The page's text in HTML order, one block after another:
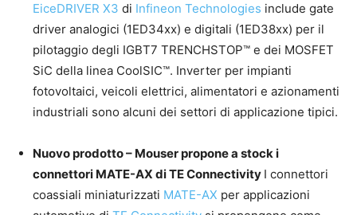
EiceDRIVER X3 di Infineon Technologies include gate
driver analogici (1ED34xx) e digitali (1ED38xx) per il
pilotaggio degli IGBT7 TRENCHSTOP™ e dei MOSFET
SiC della linea CoolSIC™. Inverter per impianti
fotovoltaici, veicoli elettrici, alimentatori e azionamenti
industriali sono alcuni dei settori di applicazione tipici.
Nuovo prodotto – Mouser propone a stock i
connettori MATE-AX di TE Connectivity I connettori
coassiali miniaturizzati MATE-AX per applicazioni